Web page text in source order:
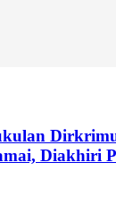
Diakhiri